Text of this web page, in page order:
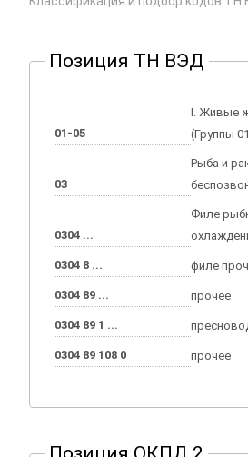
Позиция ТН ВЭД
01-05
I. Живые
(Группы
03
Рыба и
0304 ...
Филе
0304 8 ... филе
0304 89 ... прочее
0304 89 1 ...
0304 89 108 0 прочее